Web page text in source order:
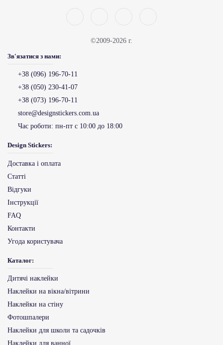
©2009-2026 г.
Зв'язатися з нами:
+38 (096) 196-70-11
+38 (050) 230-41-07
+38 (073) 196-70-11
store@designstickers.com.ua
Час роботи: пн-пт с 10:00 до 18:00
Design Stickers:
Доставка і оплата
Статті
Відгуки
Інструкції
FAQ
Контакти
Угода користувача
Каталог:
Дитячі наклейки
Наклейки на вікна/вітрини
Наклейки на стіну
Фотошпалери
Наклейки для школи та садочків
Наклейки для ванної